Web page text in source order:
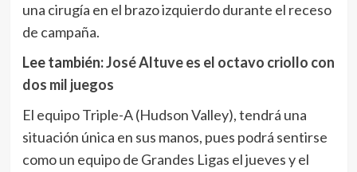
una cirugía en el brazo izquierdo durante el receso
de campaña.
Lee también:José Altuve es el octavo criollo con
dos mil juegos
El equipo Triple-A (Hudson Valley), tendrá una
situación única en sus manos, pues podrá sentirse
como un equipo de Grandes Ligas el jueves y el